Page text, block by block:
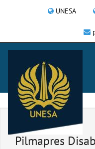
UNESA
Pilmapres